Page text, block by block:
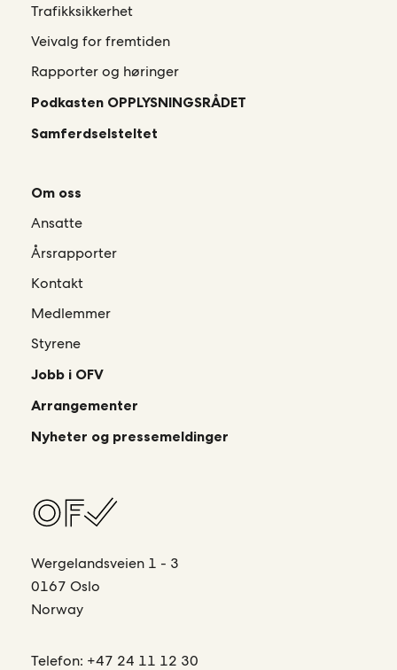
Trafikksikkerhet
Veivalg for fremtiden
Rapporter og høringer
Podkasten OPPLYSNINGSRÅDET
Samferdselsteltet
Om oss
Ansatte
Årsrapporter
Kontakt
Medlemmer
Styrene
Jobb i OFV
Arrangementer
Nyheter og pressemeldinger
Wergelandsveien 1 - 3
0167 Oslo
Norway
Telefon: +47 24 11 12 30